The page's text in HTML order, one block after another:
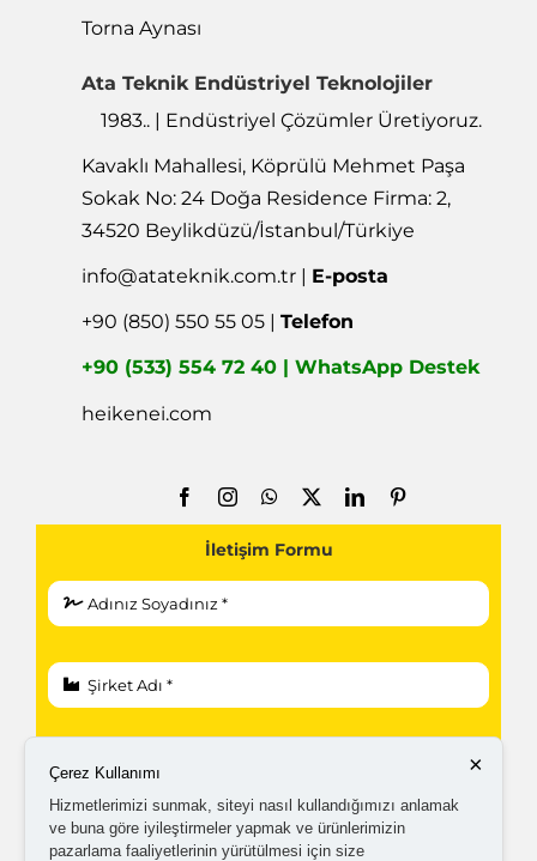
Torna Aynası
Ata Teknik Endüstriyel Teknolojiler
1983.. | Endüstriyel Çözümler Üretiyoruz.
Kavaklı Mahallesi, Köprülü Mehmet Paşa
Sokak No: 24 Doğa Residence Firma: 2,
34520 Beylikdüzü/İstanbul/Türkiye
info@atateknik.com.tr | E-posta
+90 (850) 550 55 05 |Telefon
+90 (533) 554 72 40 | WhatsApp Destek
heikenei.com
İletişim Formu
×
Çerez Kullanımı
Hizmetlerimizi sunmak, siteyi nasıl kullandığımızı anlamak
ve buna göre iyileştirmeler yapmak ve ürünlerimizin
pazarlama faaliyetlerinin yürütülmesi için size